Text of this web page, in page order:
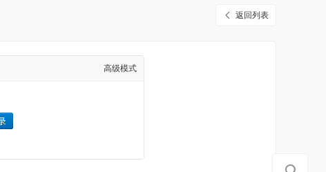
返回列表
高级模式